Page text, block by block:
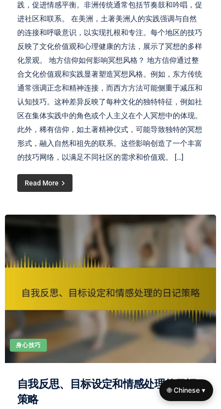
践，促进情感平衡。非洲传统通常包括节奏鼓和吟唱，促
进社区和联系。 在美洲，土著美洲人的实践强调与自然
的连接和呼吸意识，以实现扎根和专注。每个地区的技巧
反映了文化价值观和心理健康的方法，展示了冥想的多样
化景观。 地方信仰如何影响冥想风格？ 地方信仰通过整
合文化价值观和实践显著塑造冥想风格。例如，东方传统
通常强调正念和精神连接，而西方方法可能侧重于减压和
认知技巧。这种差异反映了每种文化的独特特征，例如社
区在集体实践中的角色或个人主义在个人冥想中的体现。
此外，稀有信仰，如土著精神仪式，可能导致独特的冥想
形式，融入自然和祖先的联系。这些影响创造了一个丰富
的技巧网络，以满足不同社区的需求和价值观。 […]
Read More
身心技巧
自我反思、目标设定和情感处理的日记
策略
🌐 Chinese ▾